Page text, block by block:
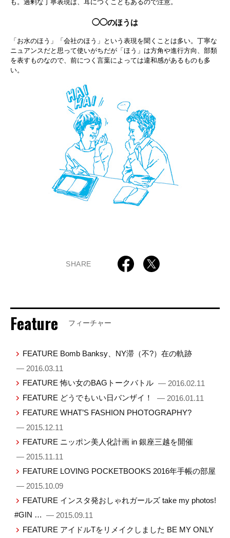
も。過剰な丁寧表現は、耳につくこともあるので注意。
◯◯のほうは
「お水のほう」「会社のほう」という表現を聞くことは多い。丁寧な
ニュアンスだと思って使いがちだが「ほう」は方角や進行方向、部類
を表すものなので、前につく言葉によっては違和感があるものも多
い。
SHARE
Feature フィーチャー
FEATURE Bomb Banksy、NY滞（不?）在の軌跡
— 2016.03.11
FEATURE 怖い女のBAGトークバトル — 2016.02.11
FEATURE どうでもいい日バンザイ！
— 2016.01.11
FEATURE WHAT’S FASHION PHOTOGRAPHY?
— 2015.12.11
FEATURE ニッポン美人化計画 in 銀座三越を開催
— 2015.11.11
FEATURE LOVING POCKETBOOKS 2016年手帳の部屋
— 2015.10.09
FEATURE インスタ発おしゃれガールズ take my photos!
#GIN … — 2015.09.11
FEATURE アイドルTをリメイクしました BE MY ONLY